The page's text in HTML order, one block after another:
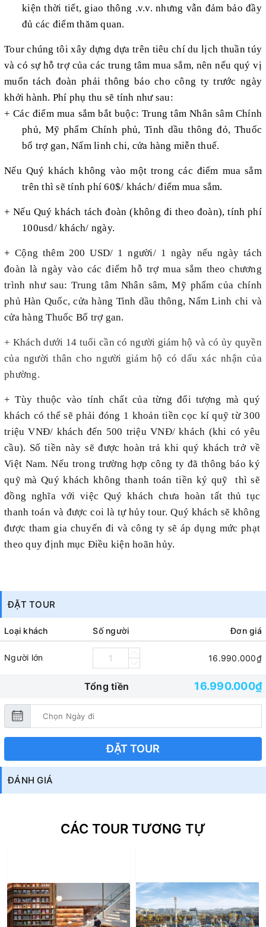
kiện thời tiết, giao thông .v.v. nhưng vẫn đảm bảo đầy
đủ các điểm thăm quan.
Tour chúng tôi xây dựng dựa trên tiêu chí du lịch thuần túy
và có sự hỗ trợ của các trung tâm mua sắm, nên nếu quý vị
muốn tách đoàn phải thông báo cho công ty trước ngày
khởi hành. Phí phụ thu sẽ tính như sau:
+ Các điểm mua sắm bắt buộc: Trung tâm Nhân sâm Chính
phủ, Mỹ phẩm Chính phủ, Tinh dầu thông đỏ, Thuốc
bổ trợ gan, Nấm linh chi, cửa hàng miễn thuế.
Nếu Quý khách không vào một trong các điểm mua sắm
trên thì sẽ tính phí 60$/ khách/ điểm mua sắm.
+ Nếu Quý khách tách đoàn (không đi theo đoàn), tính phí
100usd/ khách/ ngày.
+Cộng thêm 200 USD/ 1 người/ 1 ngày nếu ngày tách
đoàn là ngày vào các điểm hỗ trợ mua sắm theo chương
trình như sau: Trung tâm Nhân sâm, Mỹ phẩm của chính
phủ Hàn Quốc, cửa hàng Tinh dầu thông, Nấm Linh chi và
cửa hàng Thuốc Bổ trợ gan.
+ Khách dưới 14 tuổi cần có người giám hộ và có ủy quyền
của người thân cho người giám hộ có dấu xác nhận của
phường.
+ Tùy thuộc vào tính chất của từng đối tượng mà quý
khách có thể sẽ phải đóng 1 khoản tiền cọc kí quỹ từ 300
triệu VNĐ/ khách đến 500 triệu VNĐ/ khách (khi có yêu
cầu). Số tiền này sẽ được hoàn trả khi quý khách trở về
Việt Nam. Nếu trong trường hợp công ty đã thông báo ký
quỹ mà Quý khách không thanh toán tiền ký quỹ thì sẽ
đồng nghĩa với việc Quý khách chưa hoàn tất thủ tục
thanh toán và được coi là tự hủy tour. Quý khách sẽ không
được tham gia chuyến đi và công ty sẽ áp dụng mức phạt
theo quy định mục Điều kiện hoãn hủy.
ĐẶT TOUR
Loại khách Số người Đơn giá
Người lớn 16.990.000₫
Tổng tiền 16.990.000₫
ĐẶT TOUR
ĐÁNH GIÁ
CÁC TOUR TƯƠNG TỰ